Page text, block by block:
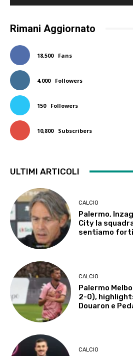
Rimani Aggiornato
18,500 Fans
4,000 Followers
150 Followers
10,800 Subscribers
ULTIMI ARTICOLI
CALCIO
Palermo,
City la
sentiamo
CALCIO
Palermo
2-0),
Douaron e
CALCIO